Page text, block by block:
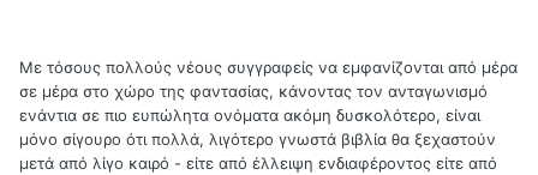
Με τόσους πολλούς νέους συγγραφείς να εμφανίζονται από μέρα
σε μέρα στο χώρο της φαντασίας, κάνοντας τον ανταγωνισμό
ενάντια σε πιο ευπώλητα ονόματα ακόμη δυσκολότερο, είναι
μόνο σίγουρο ότι πολλά, λιγότερο γνωστά βιβλία θα ξεχαστούν
μετά από λίγο καιρό - είτε από έλλειψη ενδιαφέροντος είτε από